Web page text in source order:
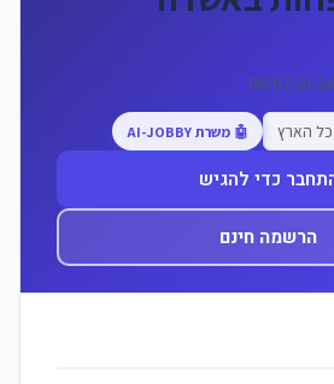
הארץ 🤖 משרת AI-JOBBY
כדי להגיש
הרשמה חינם